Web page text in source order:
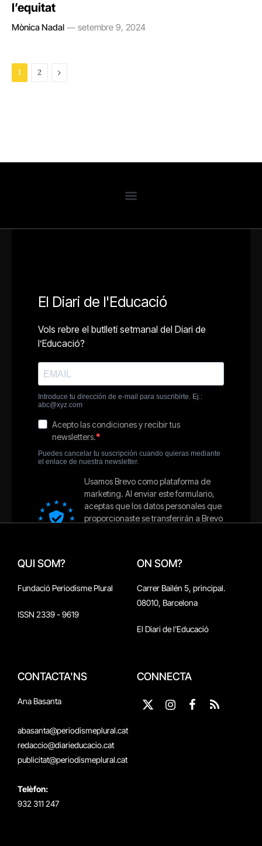
l’equitat
Mònica Nadal setembre 9, 2024
1 2 Next
QUI SOM?
Fundació Periodisme Plural
ISSN 2339 - 9619
ON SOM?
Carrer Bailén 5, principal.
08010, Barcelona
El Diari de l'Educació
CONTACTA'NS
Ana Basanta
abasanta@periodismeplural.cat
redaccio@diarieducacio.cat
publicitat@periodismeplural.cat
Telèfon:
932 311 247
CONNECTA
X
Instagram
Facebook
RSS